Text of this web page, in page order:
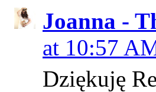
Joanna -
at 10:57
Dziękuję